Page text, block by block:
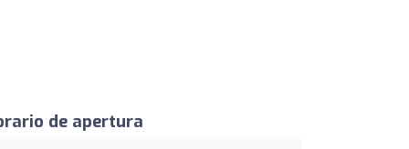
de apertura